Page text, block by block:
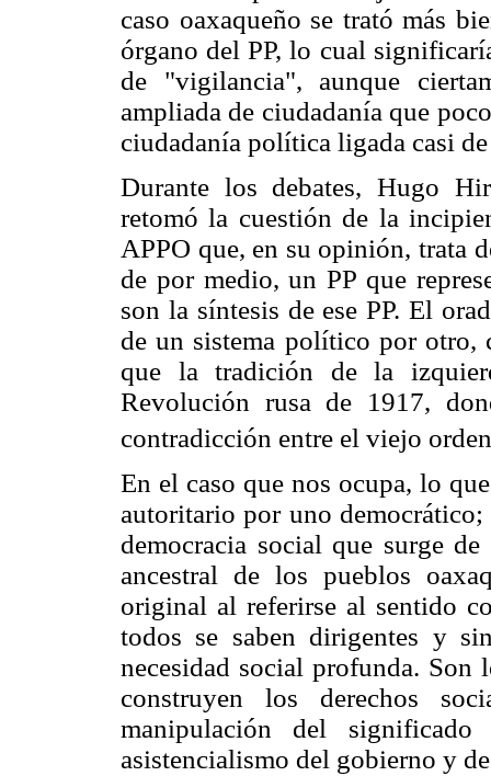
caso oaxaqueño se trató más
órgano del PP, lo cual
de "vigilancia", aunque
ampliada de ciudadanía que
ciudadanía política ligada casi
Durante los debates, Hugo
retomó la cuestión de la
APPO que, en su opinión, trata
de por medio, un PP que
son la síntesis de ese PP. El
de un sistema político por otro,
que la tradición de la
Revolución rusa de 1917,
contradicción entre el viejo
En el caso que nos ocupa, lo
autoritario por uno
democracia social que surge
ancestral de los pueblos
original al referirse al sentido
todos se saben dirigentes y
necesidad social profunda. Son
construyen los derechos
manipulación del
asistencialismo del gobierno y